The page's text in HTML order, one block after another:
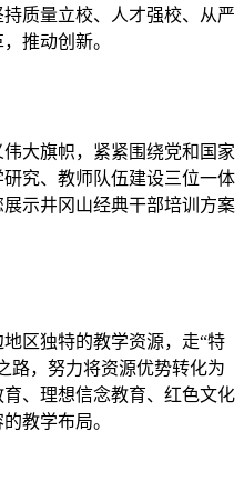
质量立校、人才强校、从严
推动创新。
大旗帜，紧紧围绕党和国家
究、教师队伍建设三位一体
示井冈山经典干部培训方案
区独特的教学资源，走“特
路，努力将资源优势转化为
、理想信念教育、红色文化
教学布局。